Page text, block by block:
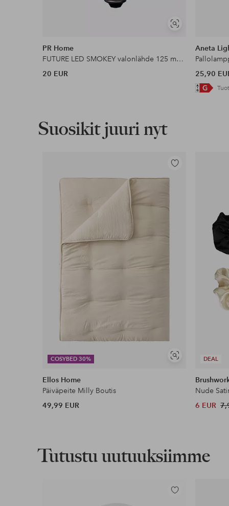
Näytä
PR Home
FUTURE LED SMOKEY valonlähde 125 mm E27
20 EUR
Aneta
25,90
Suosikit juuri nyt
COSYBED 30%
Näytä
Lisää
suosikkeihin
Ellos Home
Päiväpeite Milly Boutis
49,99 EUR
DEAL
Nude
6 EUR
Tutustu uutuuksiimme
Lisää